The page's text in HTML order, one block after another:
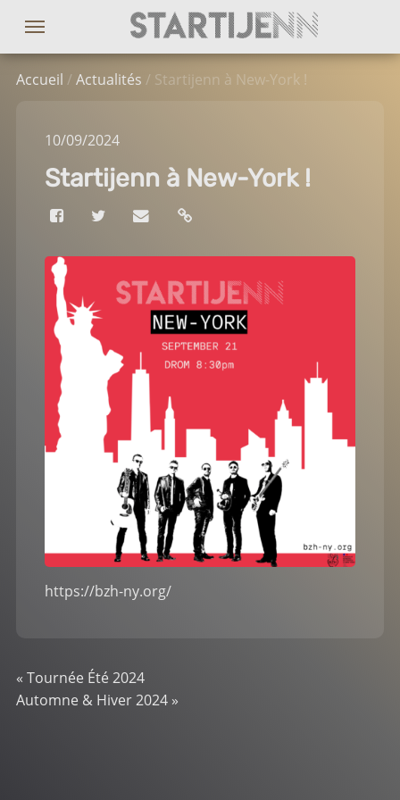
Accueil / Actualités / Startijenn à New-York !
10/09/2024
Startijenn à New-York !
https://bzh-ny.org/
« Tournée Été 2024
Automne & Hiver 2024»